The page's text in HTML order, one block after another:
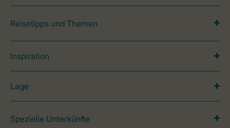
Reisetipps und Themen
Inspiration
Lage
Spezielle Unterkünfte